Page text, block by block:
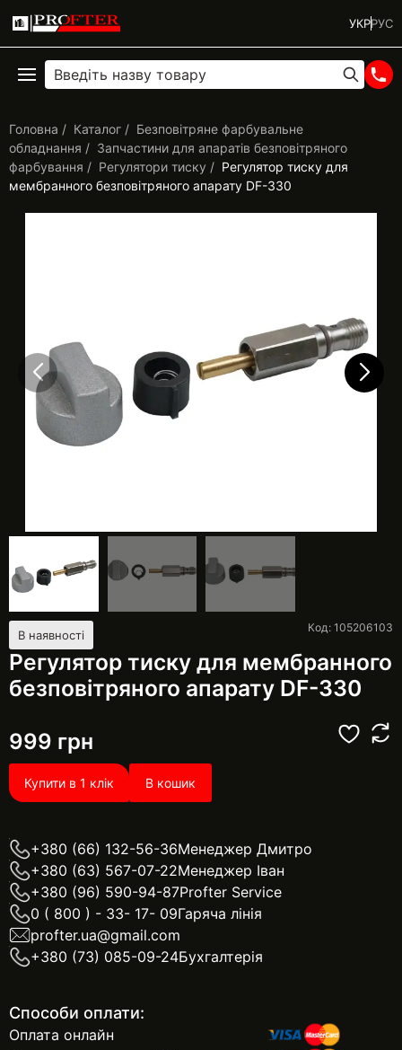
УКРРУС
Головна Каталог
Безповітряне фарбувальне
обладнання
Запчастини для апаратів безповітряного
фарбування
Регулятори тиску
Регулятор тиску для
мембранного безповітряного апарату DF-330
В наявності
Регулятор тиску для мембранного
безповітряного апарату DF-330
Код: 105206103
999 грн
Купити в 1 клік В кошик
+380 (66) 132-56-36Менеджер Дмитро
+380 (63) 567-07-22Менеджер Іван
+380 (96) 590-94-87Profter Service
0 ( 800 ) - 33- 17- 09Гаряча лінія
profter.ua@gmail.com
+380 (73) 085-09-24Бухгалтерія
Способи оплати:
Оплата онлайн